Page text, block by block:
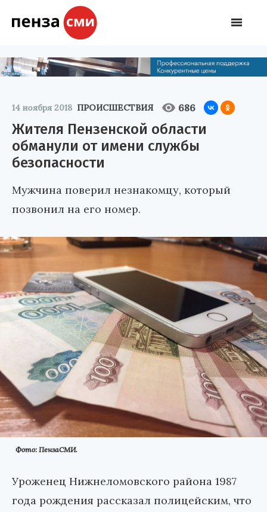
14 ноября 2018 ПРОИСШЕСТВИЯ 686
Жителя Пензенской области
обманули от имени службы
безопасности
Мужчина поверил незнакомцу, который
позвонил на его номер.
Фото: ПензаСМИ.
Уроженец Нижнеломовского района 1987
года рождения рассказал полицейским, что